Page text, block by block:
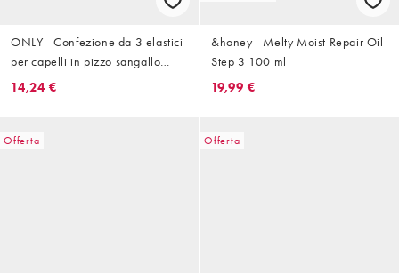
ONLY - Confezione da 3 elastici
per capelli in pizzo sangallo
azzurro, rosa e giallo
14,24 €
&honey - Melty Moist Repair Oil
Step 3 100 ml
19,99 €
Offerta Offerta